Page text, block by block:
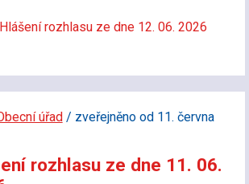
Hlášení rozhlasu ze dne 12. 06. 2026
úřad/ zveřejněno od 11. června
rozhlasu ze dne 11. 06.